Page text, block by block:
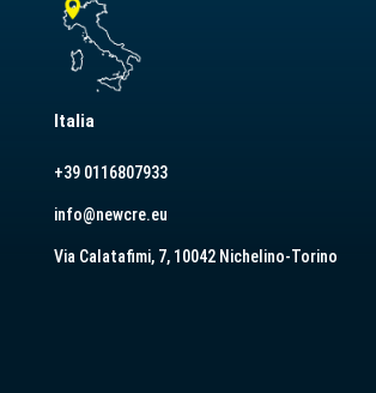
Italia
+39 0116807933
info@newcre.eu
Via Calatafimi, 7, 10042 Nichelino-Torino